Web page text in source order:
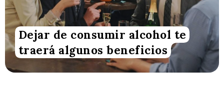
Dejar de consumir alcohol te
traerá algunos beneficios